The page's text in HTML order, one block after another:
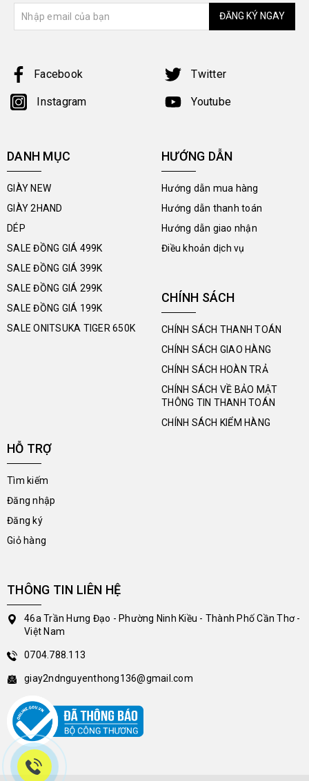
ĐĂNG KÝ NGAY
Facebook Twitter
Instagram Youtube
DANH MỤC
GIÀY NEW
GIÀY 2HAND
DÉP
SALE ĐỒNG GIÁ 499K
SALE ĐỒNG GIÁ 399K
SALE ĐỒNG GIÁ 299K
SALE ĐỒNG GIÁ 199K
SALE ONITSUKA TIGER 650K
HƯỚNG DẪN
Hướng dẫn mua hàng
Hướng dẫn thanh toán
Hướng dẫn giao nhận
Điều khoản dịch vụ
CHÍNH SÁCH
CHÍNH SÁCH THANH TOÁN
CHÍNH SÁCH GIAO HÀNG
CHÍNH SÁCH HOÀN TRẢ
CHÍNH SÁCH VỀ BẢO MẬT
THÔNG TIN THANH TOÁN
CHÍNH SÁCH KIỂM HÀNG
HỖ TRỢ
Tìm kiếm
Đăng nhập
Đăng ký
Giỏ hàng
THÔNG TIN LIÊN HỆ
46a Trần Hưng Đạo - Phường Ninh Kiều - Thành Phố Cần Thơ -
Việt Nam
0704.788.113
giay2ndnguyenthong136@gmail.com